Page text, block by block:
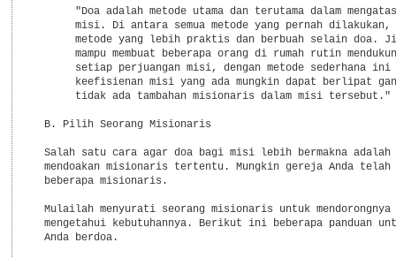
"Doa adalah metode utama dan terutama dalam
misi. Di antara semua metode yang pernah dilakukan,
metode yang lebih praktis dan berbuah selain doa.
mampu membuat beberapa orang di rumah rutin
setiap perjuangan misi, dengan metode sederhana ini
keefisienan misi yang ada mungkin dapat berlipat
       tidak ada tambahan misionaris dalam misi tersebut."
  B. Pilih Seorang Misionaris
Salah satu cara agar doa bagi misi lebih bermakna adalah
mendoakan misionaris tertentu. Mungkin gereja Anda telah
  beberapa misionaris.
Mulailah menyurati seorang misionaris untuk mendorongnya
mengetahui kebutuhannya. Berikut ini beberapa panduan
  Anda berdoa.